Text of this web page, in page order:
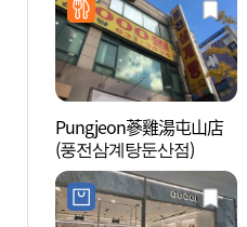
Pungjeon蔘雞湯屯山店
(풍전삼계탕둔산점)